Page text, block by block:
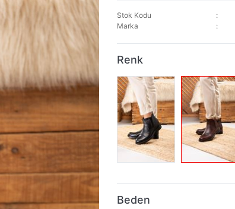
Stok Kodu
Marka
Renk
Beden